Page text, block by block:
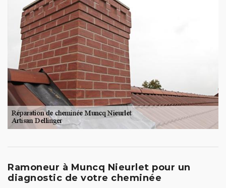
Ramoneur à Muncq Nieurlet pour un
diagnostic de votre cheminée